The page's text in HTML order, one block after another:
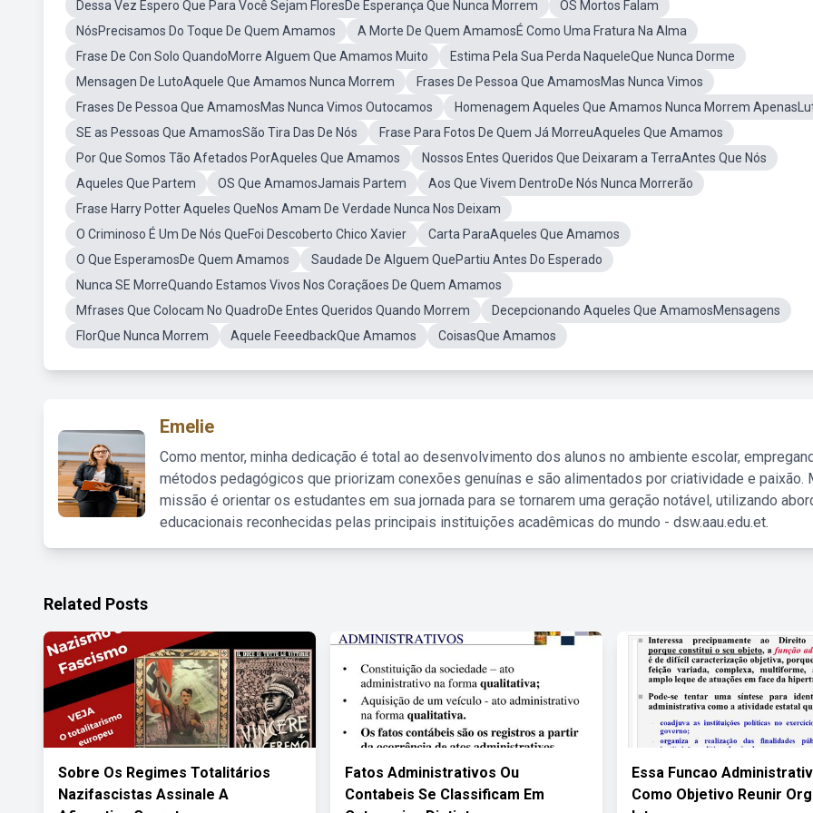
Dessa Vez Espero Que Para Você Sejam FloresDe Esperança Que Nunca Morrem
OS Mortos Falam
NósPrecisamos Do Toque De Quem Amamos
A Morte De Quem AmamosÉ Como Uma Fratura Na Alma
Frase De Con Solo QuandoMorre Alguem Que Amamos Muito
Estima Pela Sua Perda NaqueleQue Nunca Dorme
Mensagen De LutoAquele Que Amamos Nunca Morrem
Frases De Pessoa Que AmamosMas Nunca Vimos
Frases De Pessoa Que AmamosMas Nunca Vimos Outocamos
Homenagem Aqueles Que Amamos Nunca Morrem
SE as Pessoas Que AmamosSão Tira Das De Nós
Frase Para Fotos De Quem Já MorreuAqueles Que Amamos
Por Que Somos Tão Afetados PorAqueles Que Amamos
Nossos Entes Queridos Que Deixaram a TerraAntes Que Nós
Aqueles Que Partem
OS Que AmamosJamais Partem
Aos Que Vivem DentroDe Nós Nunca Morrerão
Frase Harry Potter Aqueles QueNos Amam De Verdade Nunca Nos Deixam
O Criminoso É Um De Nós QueFoi Descoberto Chico Xavier
Carta ParaAqueles Que Amamos
O Que EsperamosDe Quem Amamos
Saudade De Alguem QuePartiu Antes Do Esperado
Nunca SE MorreQuando Estamos Vivos Nos Coraçãoes De Quem Amamos
Mfrases Que Colocam No QuadroDe Entes Queridos Quando Morrem
Decepcionando Aqueles Que AmamosMensagens
FlorQue Nunca Morrem
Aquele FeeedbackQue Amamos CoisasQue Amamos
Emelie
Como mentor, minha dedicação é total ao desenvolvimento dos alunos no ambiente escolar,
métodos pedagógicos que priorizam conexões genuínas e são alimentados por criatividade e paixão.
missão é orientar os estudantes em sua jornada para se tornarem uma geração notável, utilizando
educacionais reconhecidas pelas principais instituições acadêmicas do mundo - dsw.aau.edu.et.
Related Posts
Sobre Os Regimes Totalitários
Nazifascistas Assinale A
Fatos Administrativos Ou
Contabeis Se Classificam Em
Essa Funcao
Como Objetivo Reunir